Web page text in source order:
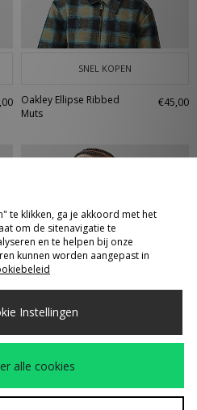
SNEL KOPEN
Oakley Ellipse Ribbed
Muts
€45,00
Zonnebril
te klikken, ga je akkoord met het
om de sitenavigatie te
en te helpen bij onze
kunnen worden aangepast in
Instellingen
alle cookies